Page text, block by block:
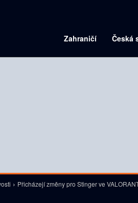
Zahraničí Česká
Přicházejí změny pro Stinger ve